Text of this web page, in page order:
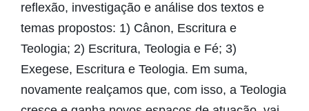
reflexão, investigação e análise dos textos e
temas propostos: 1) Cânon, Escritura e
Teologia; 2) Escritura, Teologia e Fé; 3)
Exegese, Escritura e Teologia. Em suma,
novamente realçamos que, com isso, a Teologia